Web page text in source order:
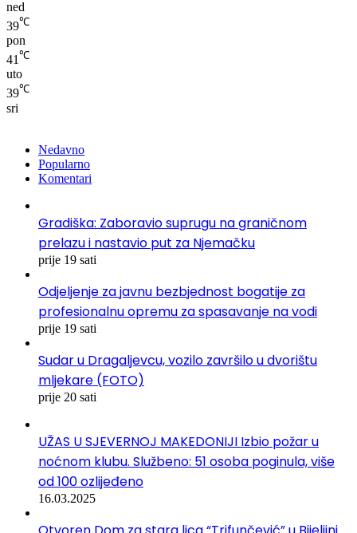
ned
39℃
pon
41 ℃
uto
39℃
sri
Nedavno
Popularno
Komentari
Gradiška: Zaboravio suprugu na graničnom
prelazu i nastavio put za Njemačku
prije 19 sati
Odjeljenje za javnu bezbjednost bogatije za
profesionalnu opremu za spasavanje na vodi
prije 19 sati
Sudar u Dragaljevcu, vozilo završilo u dvorištu
mljekare (FOTO)
prije 20 sati
UŽAS U SJEVERNOJ MAKEDONIJI Izbio požar u
noćnom klubu. Službeno: 51 osoba poginula, više
od 100 ozlijeđeno
16.03.2025